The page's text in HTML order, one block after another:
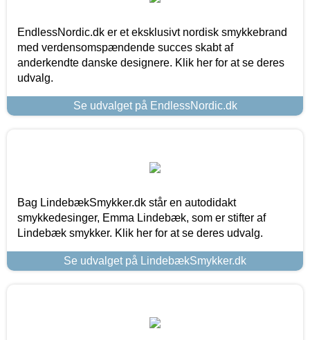
EndlessNordic.dk er et eksklusivt nordisk smykkebrand
med verdensomspændende succes skabt af
anderkendte danske designere. Klik her for at se deres
udvalg.
Se udvalget på EndlessNordic.dk
Bag LindebækSmykker.dk står en autodidakt
smykkedesinger, Emma Lindebæk, som er stifter af
Lindebæk smykker. Klik her for at se deres udvalg.
Se udvalget på LindebækSmykker.dk